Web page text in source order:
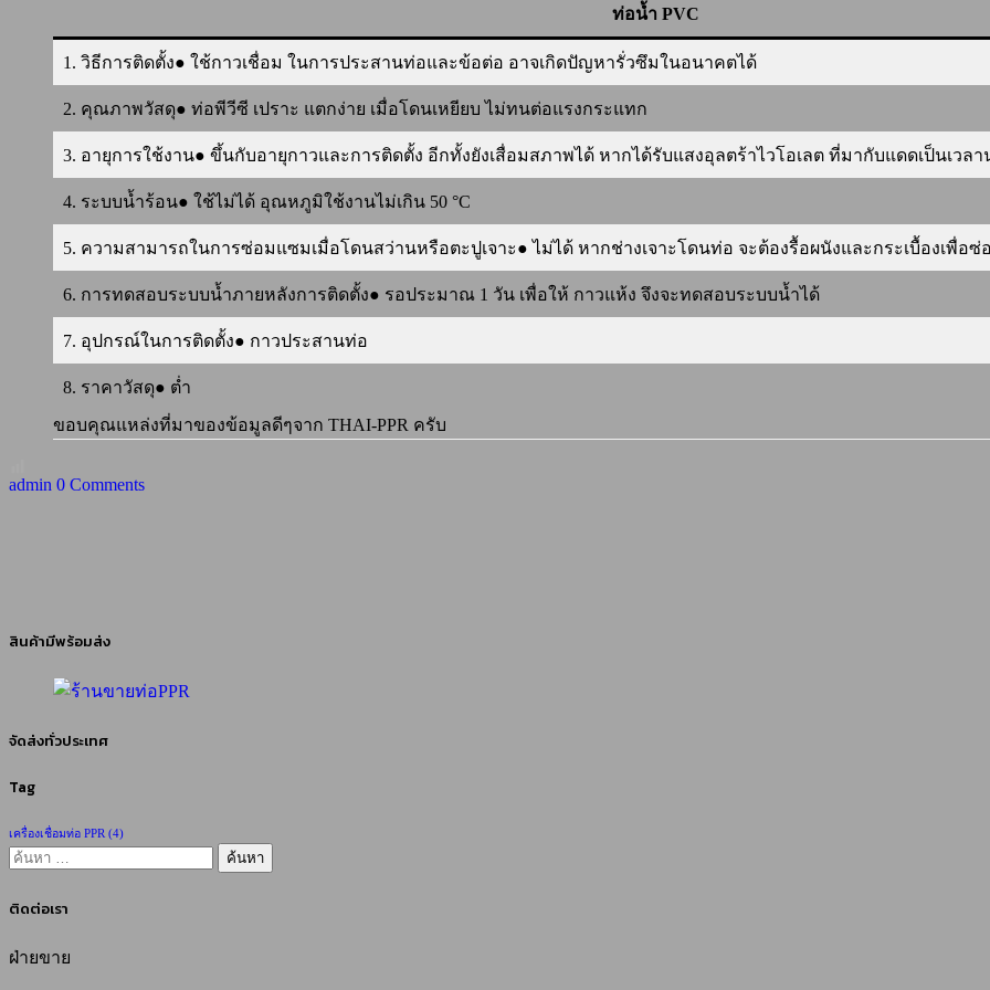
ท่อน้ำ PVC
1. วิธีการติดตั้ง● ใช้กาวเชื่อม ในการประสานท่อและข้อต่อ อาจเกิดปัญหารั่วซึมในอนาคตได้
2. คุณภาพวัสดุ● ท่อพีวีซี เปราะ แตกง่าย เมื่อโดนเหยียบ ไม่ทนต่อแรงกระแทก
3. อายุการใช้งาน● ขึ้นกับอายุกาวและการติดตั้ง อีกทั้งยังเสื่อมสภาพได้ หากได้รับแสงอุลตร้าไวโอเลต ที่มากับแดดเป็นเวลา
4. ระบบน้ำร้อน● ใช้ไม่ได้ อุณหภูมิใช้งานไม่เกิน 50 °C
5. ความสามารถในการซ่อมแซมเมื่อโดนสว่านหรือตะปูเจาะ● ไม่ได้ หากช่างเจาะโดนท่อ จะต้องรื้อผนังและกระเบื้องเพื่อซ่
6. การทดสอบระบบน้ำภายหลังการติดตั้ง● รอประมาณ 1 วัน เพื่อให้ กาวแห้ง จึงจะทดสอบระบบน้ำได้
7. อุปกรณ์ในการติดตั้ง● กาวประสานท่อ
8. ราคาวัสดุ● ต่ำ
ขอบคุณแหล่งที่มาของข้อมูลดีๆจาก THAI-PPR ครับ
admin 0 Comments
สินค้ามีพร้อมส่ง
จัดส่งทั่วประเทศ
Tag
เครื่องเชื่อมท่อ PPR (4)
ค้นหา
ติดต่อเรา
ฝ่ายขาย